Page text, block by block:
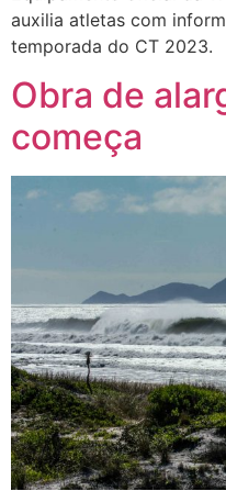
auxilia atletas com
temporada do CT 2023.
Obra de
começa